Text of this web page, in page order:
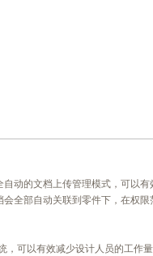
自动的文档上传管理模式，可以
会全部自动关联到零件下，在权限
，可以有效减少设计人员的工作